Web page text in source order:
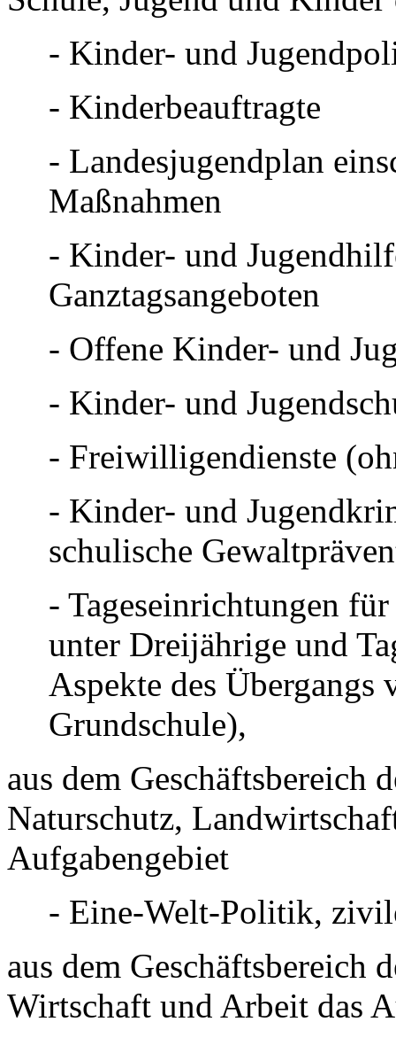
- Kinder- und
- Kinderbeauftragte
- Landesjugendplan
Maßnahmen
- Kinder- und
Ganztagsangeboten
- Offene Kinder- und
- Kinder- und
- Freiwilligendienste
- Kinder- und
schulische
- Tageseinrichtungen
unter Dreijährige und
Aspekte des
Grundschule),
aus dem
Naturschutz,
Aufgabengebiet
- Eine-Welt-Politik,
aus dem Geschäftsbereich
Wirtschaft und Arbeit das